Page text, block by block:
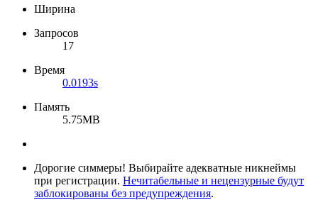
Ширина
Запросов
17
Время
0.0193s
Память
5.75MB
Дорогие симмеры! Выбирайте адекватные никнеймы
при регистрации. Нечитабельные и нецензурные будут
заблокированы без предупреждения.